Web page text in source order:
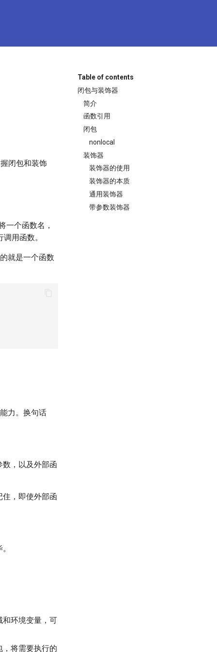
Table of contents
闭包与装饰器
简介
函数引用
闭包
nonlocal
装饰器
装饰器的使用
装饰器的本质
通用装饰器
带参数装饰器
闭包和装饰
一个函数名，
用函数。
就是一个函数
力。换句话
，以及外部函
，即使外部函
和环境变量，可
将需要执行的